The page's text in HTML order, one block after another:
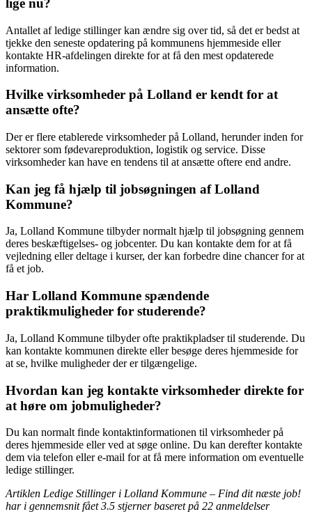
lige nu?
Antallet af ledige stillinger kan ændre sig over tid, så det er bedst at
tjekke den seneste opdatering på kommunens hjemmeside eller
kontakte HR-afdelingen direkte for at få den mest opdaterede
information.
Hvilke virksomheder på Lolland er kendt for at
ansætte ofte?
Der er flere etablerede virksomheder på Lolland, herunder inden for
sektorer som fødevareproduktion, logistik og service. Disse
virksomheder kan have en tendens til at ansætte oftere end andre.
Kan jeg få hjælp til jobsøgningen af Lolland
Kommune?
Ja, Lolland Kommune tilbyder normalt hjælp til jobsøgning gennem
deres beskæftigelses- og jobcenter. Du kan kontakte dem for at få
vejledning eller deltage i kurser, der kan forbedre dine chancer for at
få et job.
Har Lolland Kommune spændende
praktikmuligheder for studerende?
Ja, Lolland Kommune tilbyder ofte praktikpladser til studerende. Du
kan kontakte kommunen direkte eller besøge deres hjemmeside for
at se, hvilke muligheder der er tilgængelige.
Hvordan kan jeg kontakte virksomheder direkte for
at høre om jobmuligheder?
Du kan normalt finde kontaktinformationen til virksomheder på
deres hjemmeside eller ved at søge online. Du kan derefter kontakte
dem via telefon eller e-mail for at få mere information om eventuelle
ledige stillinger.
Artiklen Ledige Stillinger i Lolland Kommune – Find dit næste job!
har i gennemsnit fået3.5 stjerner baseret på 22 anmeldelser